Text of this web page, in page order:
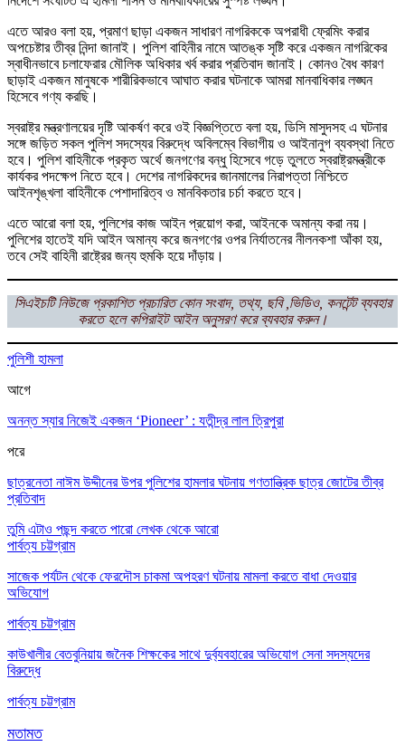
এতে আরও বলা হয়, প্রমাণ ছাড়া একজন সাধারণ নাগরিককে অপরাধী ফ্রেমিং করার
অপচেষ্টার তীব্র নিন্দা জানাই। পুলিশ বাহিনীর নামে আতঙ্ক সৃষ্টি করে একজন নাগরিকের
স্বাধীনভাবে চলাফেরার মৌলিক অধিকার খর্ব করার প্রতিবাদ জানাই। কোনও বৈধ কারণ
ছাড়াই একজন মানুষকে শারীরিকভাবে আঘাত করার ঘটনাকে আমরা মানবাধিকার লঙ্ঘন
হিসেবে গণ্য করছি।
স্বরাষ্ট্র মন্ত্রণালয়ের দৃষ্টি আকর্ষণ করে ওই বিজ্ঞপ্তিতে বলা হয়, ডিসি মাসুদসহ এ ঘটনার
সঙ্গে জড়িত সকল পুলিশ সদস্যের বিরুদ্ধে অবিলম্বে বিভাগীয় ও আইনানুগ ব্যবস্থা নিতে
হবে। পুলিশ বাহিনীকে প্রকৃত অর্থে জনগণের বন্ধু হিসেবে গড়ে তুলতে স্বরাষ্ট্রমন্ত্রীকে
কার্যকর পদক্ষেপ নিতে হবে। দেশের নাগরিকদের জানমালের নিরাপত্তা নিশ্চিতে
আইনশৃঙ্খলা বাহিনীকে পেশাদারিত্ব ও মানবিকতার চর্চা করতে হবে।
এতে আরো বলা হয়, পুলিশের কাজ আইন প্রয়োগ করা, আইনকে অমান্য করা নয়।
পুলিশের হাতেই যদি আইন অমান্য করে জনগণের ওপর নির্যাতনের নীলনকশা আঁকা হয়,
তবে সেই বাহিনী রাষ্ট্রের জন্য হুমকি হয়ে দাঁড়ায়।
সিএইচটি নিউজে প্রকাশিত প্রচারিত কোন সংবাদ, তথ্য, ছবি ,ভিডিও, কনটেন্ট ব্যবহার
করতে হলে কপিরাইট আইন অনুসরণ করে ব্যবহার করুন।
পুলিশী হামলা
আগে
অনন্ত স্যার নিজেই একজন ‘Pioneer’ : যতীন্দ্র লাল ত্রিপুরা
পরে
ছাত্রনেতা নাঈম উদ্দীনের উপর পুলিশের হামলার ঘটনায় গণতান্ত্রিক ছাত্র জোটের তীব্র
প্রতিবাদ
তুমি এটাও পছন্দ করতে পারো লেখক থেকে আরো
পার্বত্য চট্টগ্রাম
সাজেক পর্যটন থেকে ফেরদৌস চাকমা অপহরণ ঘটনায় মামলা করতে বাধা দেওয়ার
অভিযোগ
পার্বত্য চট্টগ্রাম
কাউখালীর বেতবুনিয়ায় জনৈক শিক্ষকের সাথে দুর্ব্যবহারের অভিযোগ সেনা সদস্যদের
বিরুদ্ধে
পার্বত্য চট্টগ্রাম
মতামত